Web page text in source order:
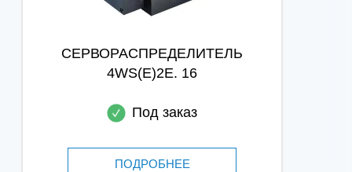
СЕРВОРАСПРЕДЕЛИТЕЛЬ
4WS(E)2E. 16
Под заказ
ПОДРОБНЕЕ